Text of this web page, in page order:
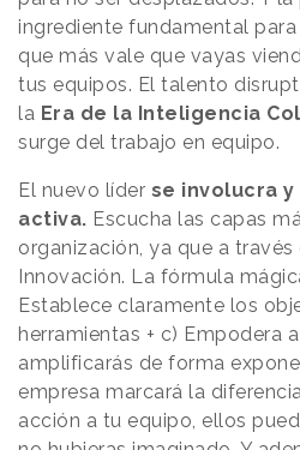
ingrediente fundamental
que más vale que vayas
tus equipos. El talento
la Era de la Inteligencia
surge del trabajo en equipo.
El nuevo líder se involucra
activa. Escucha las capas
organización, ya que a
Innovación. La fórmula
Establece claramente los
herramientas + c) Empodera
amplificarás de forma
empresa marcará la
acción a tu equipo, ellos